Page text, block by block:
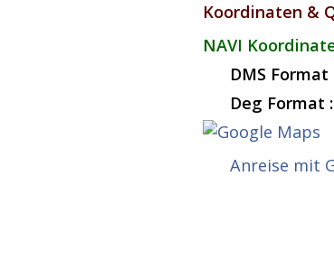
Koordinaten &
NAVI
DMS Format
Deg Format :
Anreise mit